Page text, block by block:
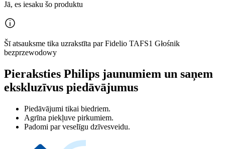
Jā, es iesaku šo produktu
Šī atsauksme tika uzrakstīta par Fidelio TAFS1 Głośnik
bezprzewodowy
Pieraksties Philips jaunumiem un saņem
ekskluzīvus piedāvājumus
Piedāvājumi tikai biedriem.
Agrīna piekļuve pirkumiem.
Padomi par veselīgu dzīvesveidu.